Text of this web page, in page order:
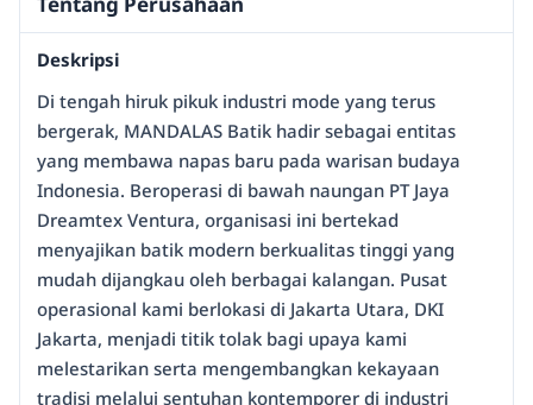
Deskripsi
Di tengah hiruk pikuk industri mode yang terus
bergerak, MANDALAS Batik hadir sebagai entitas
yang membawa napas baru pada warisan budaya
Indonesia. Beroperasi di bawah naungan PT Jaya
Dreamtex Ventura, organisasi ini bertekad
menyajikan batik modern berkualitas tinggi yang
mudah dijangkau oleh berbagai kalangan. Pusat
operasional kami berlokasi di Jakarta Utara, DKI
Jakarta, menjadi titik tolak bagi upaya kami
melestarikan serta mengembangkan kekayaan
tradisi melalui sentuhan kontemporer di industri